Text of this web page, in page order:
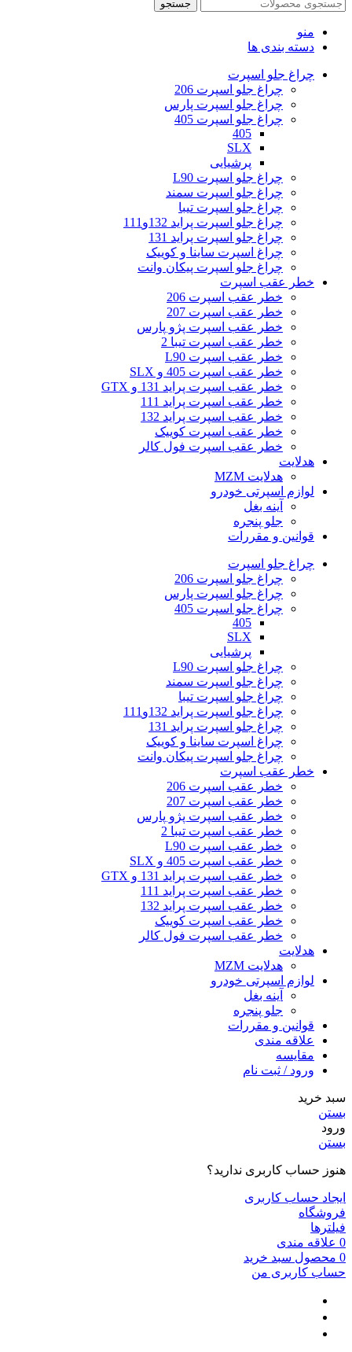
جستجو
منو
دسته بندی ها
چراغ جلو اسپرت
چراغ جلو اسپرت 206
چراغ جلو اسپرت پارس
چراغ جلو اسپرت 405
405
SLX
پرشیایی
چراغ جلو اسپرت L90
چراغ جلو اسپرت سمند
چراغ جلو اسپرت تیبا
چراغ جلو اسپرت پراید 132و111
چراغ جلو اسپرت پراید 131
چراغ اسپرت ساینا و کوییک
چراغ جلو اسپرت پیکان وانت
خطر عقب اسپرت
خطر عقب اسپرت 206
خطر عقب اسپرت 207
خطر عقب اسپرت پژو پارس
خطر عقب اسپرت تیبا 2
خطر عقب اسپرت L90
خطر عقب اسپرت 405 و SLX
خطر عقب اسپرت پراید 131 و GTX
خطر عقب اسپرت پراید 111
خطر عقب اسپرت پراید 132
خطر عقب اسپرت کوییک
خطر عقب اسپرت فول کالر
هدلایت
هدلایت MZM
لوازم اسپرتی خودرو
آینه بغل
جلو پنجره
قوانین و مقررات
چراغ جلو اسپرت
چراغ جلو اسپرت 206
چراغ جلو اسپرت پارس
چراغ جلو اسپرت 405
405
SLX
پرشیایی
چراغ جلو اسپرت L90
چراغ جلو اسپرت سمند
چراغ جلو اسپرت تیبا
چراغ جلو اسپرت پراید 132و111
چراغ جلو اسپرت پراید 131
چراغ اسپرت ساینا و کوییک
چراغ جلو اسپرت پیکان وانت
خطر عقب اسپرت
خطر عقب اسپرت 206
خطر عقب اسپرت 207
خطر عقب اسپرت پژو پارس
خطر عقب اسپرت تیبا 2
خطر عقب اسپرت L90
خطر عقب اسپرت 405 و SLX
خطر عقب اسپرت پراید 131 و GTX
خطر عقب اسپرت پراید 111
خطر عقب اسپرت پراید 132
خطر عقب اسپرت کوییک
خطر عقب اسپرت فول کالر
هدلایت
هدلایت MZM
لوازم اسپرتی خودرو
آینه بغل
جلو پنجره
قوانین و مقررات
علاقه مندی
مقایسه
ورود / ثبت نام
سبد خرید
بستن
ورود
بستن
هنوز حساب کاربری ندارید؟
ایجاد حساب کاربری
فروشگاه
فیلترها
0 علاقه مندی
0 محصول سبد خرید
حساب کاربری من